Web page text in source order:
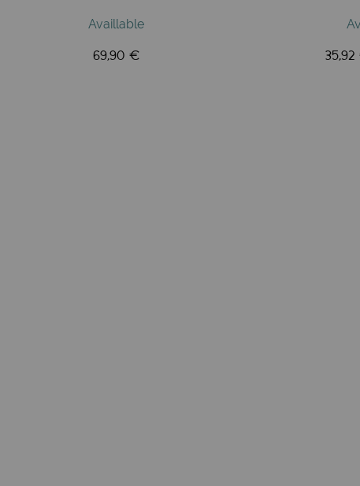
Availlable
69,90 €